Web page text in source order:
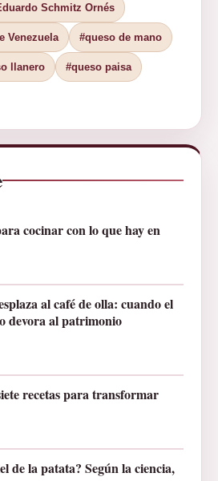
Schmitz Ornés
Venezuela #queso de mano
llanero #queso paisa
cocinar con lo que hay en
al café de olla: cuando el
devora al patrimonio
recetas para transformar
de la patata? Según la ciencia,